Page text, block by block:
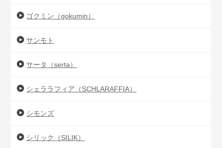
ゴクミン（gokumin）
サンモト
サータ（serta）
シェララフィア（SCHLARAFFIA）
シモンズ
シリック（SILIK）